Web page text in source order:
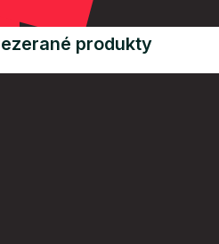
produkty